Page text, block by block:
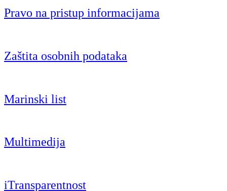
Pravo na pristup informacijama
Zaštita osobnih podataka
Marinski list
Multimedija
iTransparentnost